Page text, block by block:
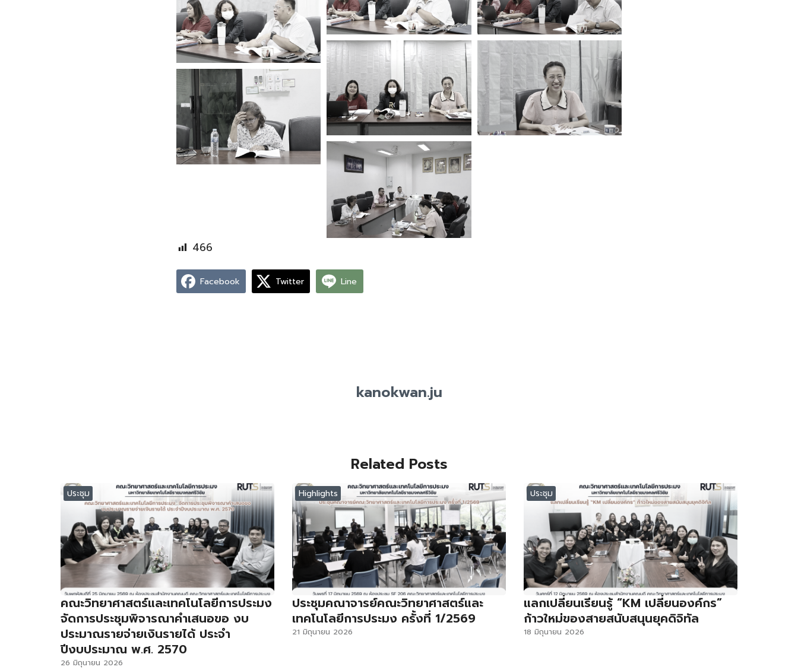
466
Facebook Twitter Line
kanokwan.ju
Related Posts
ประชุม
คณะวิทยาศาสตร์และเทคโนโลยีการประมง
จัดการประชุมพิจารณาคำเสนอขอ งบ
ประมาณรายจ่ายเงินรายได้ ประจำ
ปีงบประมาณ พ.ศ. 2570
26 มิถุนายน 2026
Highlights
ประชุมคณาจารย์คณะวิทยาศาสตร์และ
เทคโนโลยีการประมง ครั้งที่ 1/2569
21 มิถุนายน 2026
ประชุม
แลกเปลี่ยนเรียนรู้ “KM เปลี่ยนองค์กร”
ก้าวใหม่ของสายสนับสนุนยุคดิจิทัล
18 มิถุนายน 2026